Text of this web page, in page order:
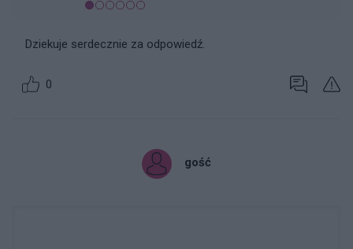
Dziekuje serdecznie za odpowiedź.
0
gość